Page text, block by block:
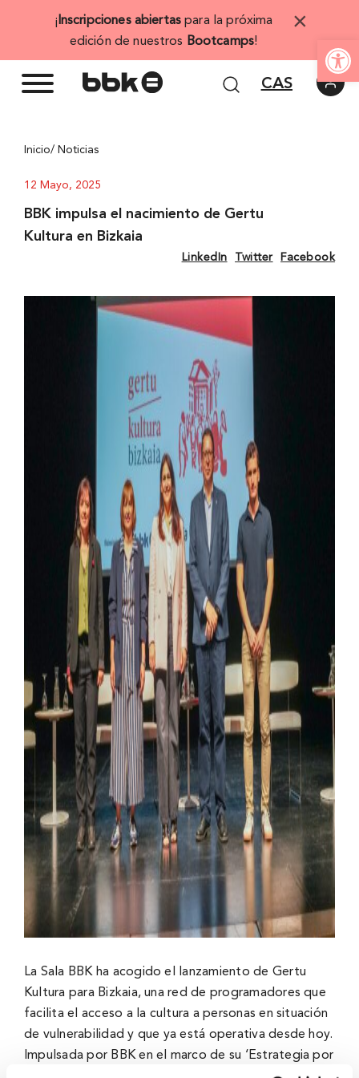
Abrir
¡ Inscripciones abiertas para la próxima
edición de nuestros Bootcamps!
×
CAS
Inicio/ Noticias
12 Mayo, 2025
BBK impulsa el nacimiento de Gertu
Kultura en Bizkaia
LinkedIn Twitter Facebook
La Sala BBK ha acogido el lanzamiento de Gertu
Kultura para Bizkaia, una red de programadores que
facilita el acceso a la cultura a personas en situación
de vulnerabilidad y que ya está operativa desde hoy.
Impulsada por BBK en el marco de su ‘Estrategia por